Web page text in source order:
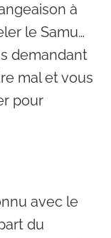
à
le Samu…
demandant
mal et vous
pour
avec le
du